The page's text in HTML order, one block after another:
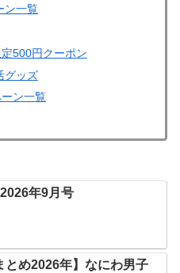
ン一覧
500円クーポン
グッズ
ン一覧
年9月号
とめ2026年】なにわ男子